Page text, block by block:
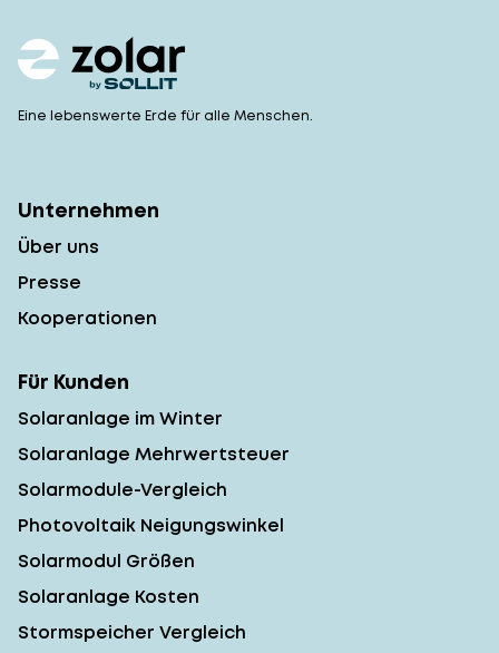
Eine lebenswerte Erde für alle Menschen.
Unternehmen
Über uns
Presse
Kooperationen
Für Kunden
Solaranlage im Winter
Solaranlage Mehrwertsteuer
Solarmodule-Vergleich
Photovoltaik Neigungswinkel
Solarmodul Größen
Solaranlage Kosten
Stormspeicher Vergleich